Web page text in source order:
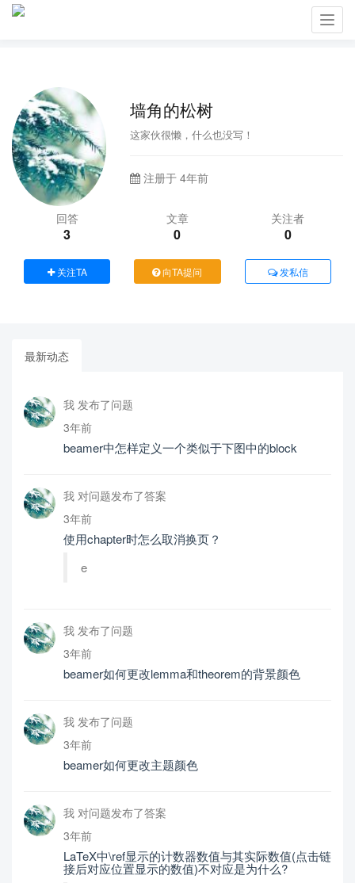
墙角的松树
这家伙很懒，什么也没写！
注册于 4年前
回答
3
文章
0
关注者
0
关注TA 向TA提问 发私信
最新动态
我 发布了问题
3年前
beamer中怎样定义一个类似于下图中的block
我 对问题发布了答案
3年前
使用chapter时怎么取消换页？
e
我 发布了问题
3年前
beamer如何更改lemma和theorem的背景颜色
我 发布了问题
3年前
beamer如何更改主题颜色
我 对问题发布了答案
3年前
LaTeX中\ref显示的计数器数值与其实际数值(点击链
接后对应位置显示的数值)不对应是为什么?